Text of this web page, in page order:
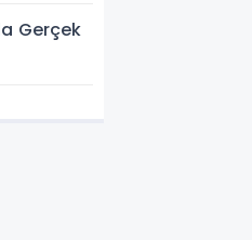
Gerçek